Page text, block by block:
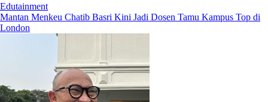
Edutainment
Mantan Menkeu Chatib Basri Kini Jadi Dosen Tamu Kampus Top di
London